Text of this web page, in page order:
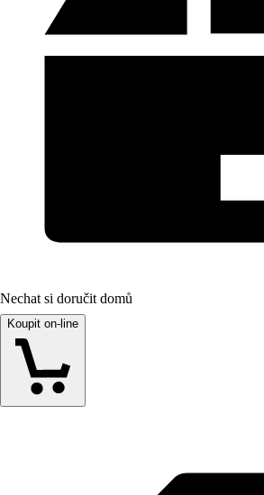
Nechat si doručit domů
Koupit on-line